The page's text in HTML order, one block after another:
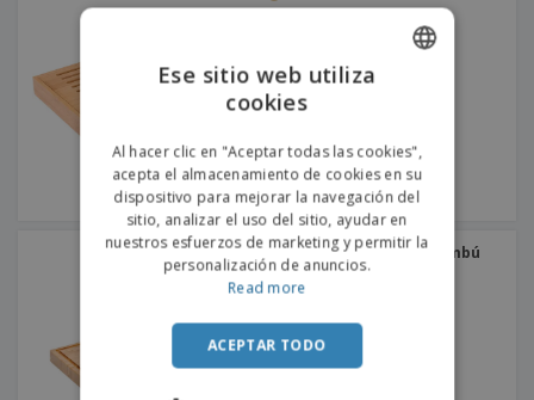
Tabla para cortar de bambú
SPANISH
Ese sitio web utiliza
cookies
Al hacer clic en "Aceptar todas las cookies",
acepta el almacenamiento de cookies en su
dispositivo para mejorar la navegación del
sitio, analizar el uso del sitio, ayudar en
nuestros esfuerzos de marketing y permitir la
personalización de anuncios.
Read more
ACEPTAR TODO